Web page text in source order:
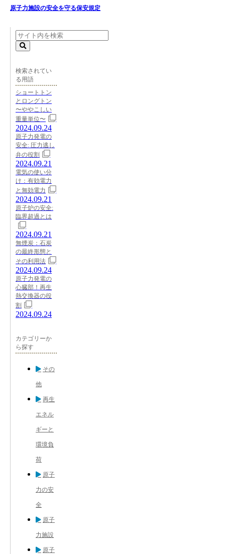
原子力施設の安全を守る保安規定
検索されてい
る用語
ショートトン
とロングトン
〜ややこしい
重量単位〜
2024.09.24
原子力発電の
安全: 圧力逃し
弁の役割
2024.09.21
電気の使い分
け：有効電力
と無効電力
2024.09.21
原子炉の安全:
臨界超過とは
2024.09.21
無煙炭：石炭
の最終形態と
その利用法
2024.09.24
原子力発電の
心臓部！再生
熱交換器の役
割
2024.09.24
カテゴリーか
ら探す
その
他
再生
エネル
ギーと
環境負
荷
原子
力の安
全
原子
力施設
原子